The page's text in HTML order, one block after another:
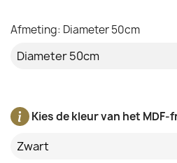
Kies de kleur van het MDF-
Zwart
Afmeting: Diameter 50cm